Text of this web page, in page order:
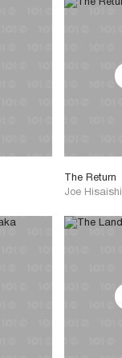
The Return
Joe Hisaishi